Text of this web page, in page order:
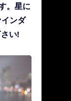
。星に
ンダ
い!